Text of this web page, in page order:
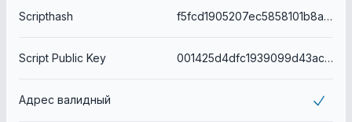
Scripthash f5fcd1905207ec5858101b8abdf8ff0b03eba1ab999b9221654d2a32a6713ae8
Script Public Key 001425d4dfc1939099d43ac068e0e53b527531ee1609
Адрес валидный